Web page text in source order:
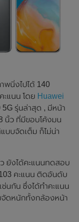
พนิ่งไปได้ 140
ะแนน โดย Huawei
รุ่นล่าสุด , มีหน้า
นิ้ว ที่มีขอบโค้งมน
บบจัดเต็ม ก็ไม่น่า
ยังได้คะแนนทดสอบ
คะแนน ติดอันดับ
นกัน ซึ่งได้ทำคะแนน
จัดหนักทั้งกล้องหน้า